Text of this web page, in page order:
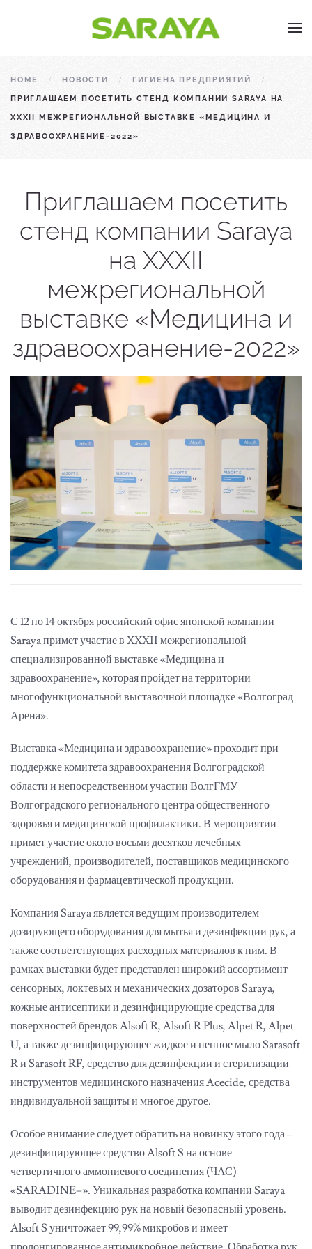
Skip to main content
HOME НОВОСТИ ГИГИЕНА ПРЕДПРИЯТИЙ
ПРИГЛАШАЕМ ПОСЕТИТЬ СТЕНД КОМПАНИИ SARAYA НА
XXXII МЕЖРЕГИОНАЛЬНОЙ ВЫСТАВКЕ «МЕДИЦИНА И
ЗДРАВООХРАНЕНИЕ-2022»
Приглашаем посетить
стенд компании Saraya
на XXXII
межрегиональной
выставке «Медицина и
здравоохранение-2022»
С 12 по 14 октября российский офис японской компании
Saraya примет участие в XXXII межрегиональной
специализированной выставке «Медицина и
здравоохранение», которая пройдет на территории
многофункциональной выставочной площадке «Волгоград
Арена».
Выставка «Медицина и здравоохранение» проходит при
поддержке комитета здравоохранения Волгоградской
области и непосредственном участии ВолгГМУ
Волгоградского регионального центра общественного
здоровья и медицинской профилактики. В мероприятии
примет участие около восьми десятков лечебных
учреждений, производителей, поставщиков медицинского
оборудования и фармацевтической продукции.
Компания Saraya является ведущим производителем
дозирующего оборудования для мытья и дезинфекции рук, а
также соответствующих расходных материалов к ним. В
рамках выставки будет представлен широкий ассортимент
сенсорных, локтевых и механических дозаторов Saraya,
кожные антисептики и дезинфицирующие средства для
поверхностей брендов Alsoft R, Alsoft R Plus, Alpet R, Alpet
U, а также дезинфицирующее жидкое и пенное мыло Sarasoft
R и Sarasoft RF, средство для дезинфекции и стерилизации
инструментов медицинского назначения Acecide, средства
индивидуальной защиты и многое другое.
Особое внимание следует обратить на новинку этого года –
дезинфицирующее средство Alsoft S на основе
четвертичного аммониевого соединения (ЧАС)
«SARADINE+». Уникальная разработка компании Saraya
выводит дезинфекцию рук на новый безопасный уровень.
Alsoft S уничтожает 99,99% микробов и имеет